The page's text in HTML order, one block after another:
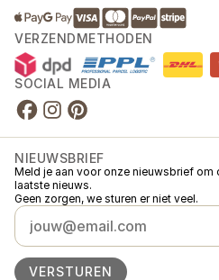
VERZENDMETHODEN
SOCIAL MEDIA
NIEUWSBRIEF
Meld je aan voor onze nieuwsbrief
laatste nieuws.
Geen zorgen, we sturen er niet veel.
VERSTUREN